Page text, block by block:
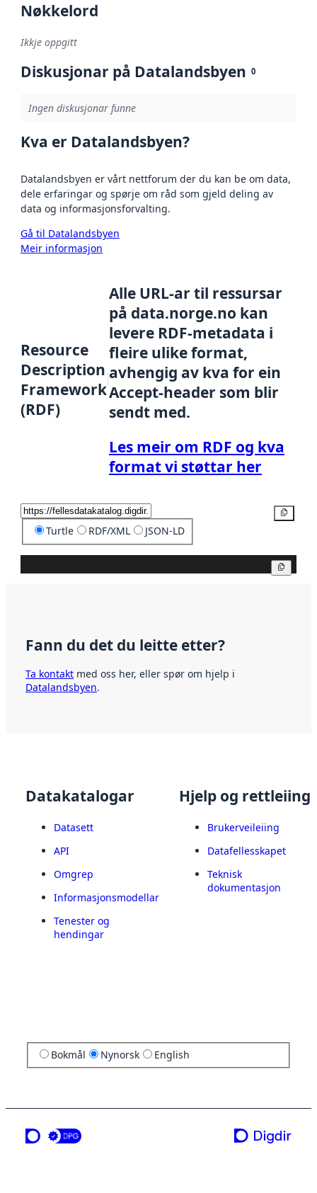
Nøkkelord
Ikkje oppgitt
Diskusjonar på Datalandsbyen 0
Ingen diskusjonar funne
Kva er Datalandsbyen?
Datalandsbyen er vårt nettforum der du kan be om data,
dele erfaringar og spørje om råd som gjeld deling av
data og informasjonsforvalting.
Gå til Datalandsbyen
Meir informasjon
Resource
Description
Framework
(RDF)
Alle URL-ar til ressursar
på data.norge.no kan
levere RDF-metadata i
fleire ulike format,
avhengig av kva for ein
Accept-header som blir
sendt med.
Les meir om RDF og kva
format vi støttar her
Turtle RDF/XML JSON-LD
Fann du det du leitte etter?
Ta kontakt med oss her, eller spør om hjelp i
Datalandsbyen.
Datakatalogar
Datasett
API
Omgrep
Informasjonsmodellar
Tenester og
hendingar
Hjelp og rettleiing
Brukerveileiing
Datafellesskapet
Teknisk
dokumentasjon
Bokmål Nynorsk English